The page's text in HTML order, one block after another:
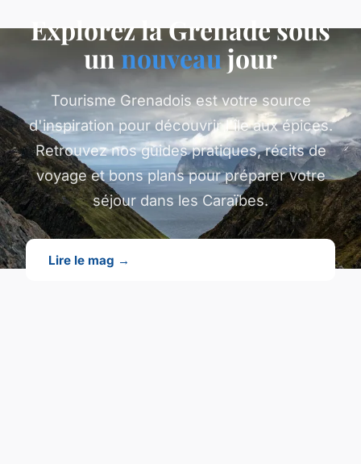
Explorez la Grenade sous
unnouveaujour
Tourisme Grenadois est votre source
d'inspiration pour découvrir l'île aux épices.
Retrouvez nos guides pratiques, récits de
voyage et bons plans pour préparer votre
séjour dans les Caraïbes.
Lire le mag →